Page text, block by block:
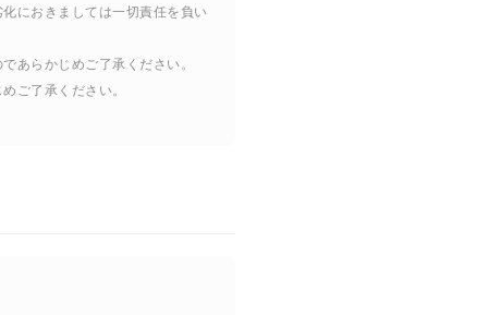
におきましては一切責任を負い
あらかじめご了承ください。
ご了承ください。